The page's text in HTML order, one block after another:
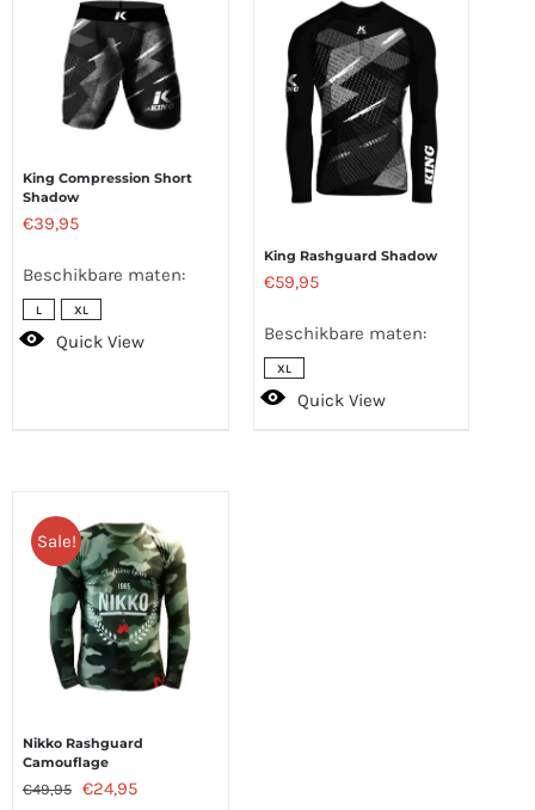
King Compression Short
Shadow
€39,95
Beschikbare maten:
L XL
Quick View
King Rashguard Shadow
€59,95
Beschikbare maten:
XL
Quick View
Sale!
Nikko Rashguard
Camouflage
€49,95 Oorspronkelijke
€24,95Huidige